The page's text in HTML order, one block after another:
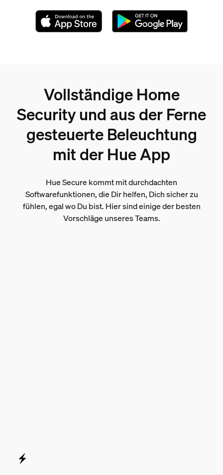
Vollständige Home
Security und aus der Ferne
gesteuerte Beleuchtung
mit der Hue App
Hue Secure kommt mit durchdachten
Softwarefunktionen, die Dir helfen, Dich sicher zu
fühlen, egal wo Du bist. Hier sind einige der besten
Vorschläge unseres Teams.